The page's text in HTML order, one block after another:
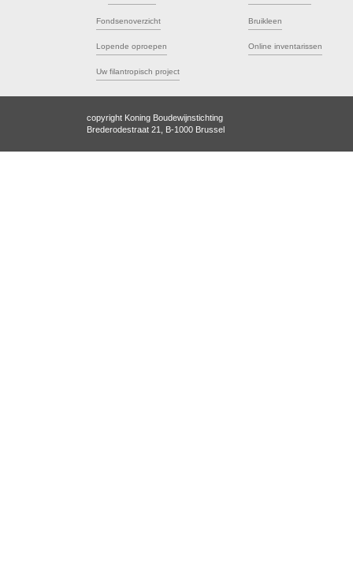
Fondsenoverzicht
Lopende oproepen
Uw filantropisch project
Bruikleen
Online inventarissen
copyright Koning Boudewijnstichting
Brederodestraat 21, B-1000 Brussel